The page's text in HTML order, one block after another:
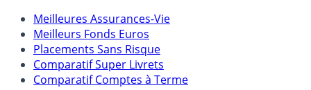
Meilleures Assurances-Vie
Meilleurs Fonds Euros
Placements Sans Risque
Comparatif Super Livrets
Comparatif Comptes à Terme